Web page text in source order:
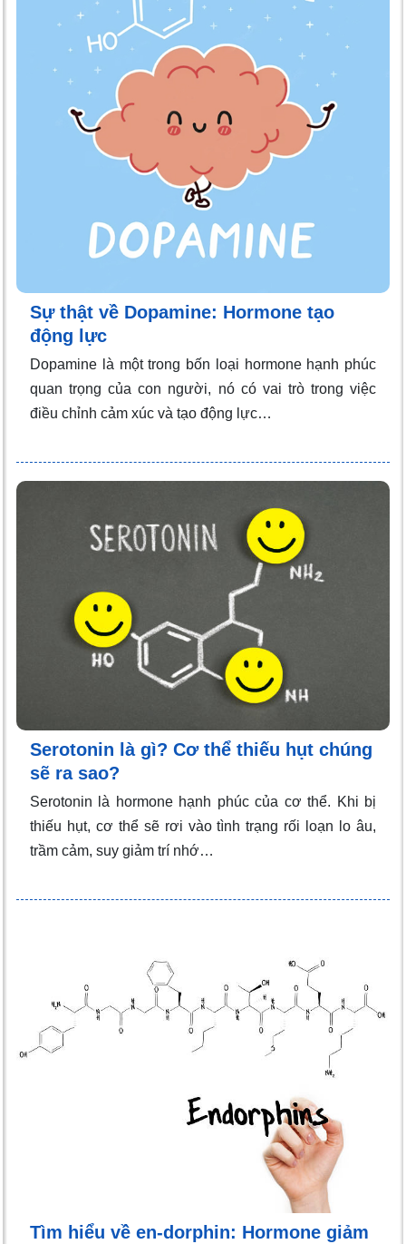
Sự thật về Dopamine: Hormone tạo
động lực
Dopamine là một trong bốn loại hormone hạnh phúc
quan trọng của con người, nó có vai trò trong việc
điều chỉnh cảm xúc và tạo động lực…
Serotonin là gì? Cơ thể thiếu hụt chúng
sẽ ra sao?
Serotonin là hormone hạnh phúc của cơ thể. Khi bị
thiếu hụt, cơ thể sẽ rơi vào tình trạng rối loạn lo âu,
trầm cảm, suy giảm trí nhớ…
Tìm hiểu về en-dorphin: Hormone giảm